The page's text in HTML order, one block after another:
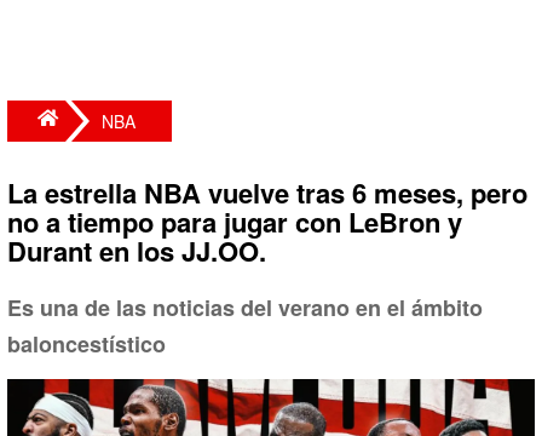
NBA
La estrella NBA vuelve tras 6 meses, pero
no a tiempo para jugar con LeBron y
Durant en los JJ.OO.
Es una de las noticias del verano en el ámbito
baloncestístico